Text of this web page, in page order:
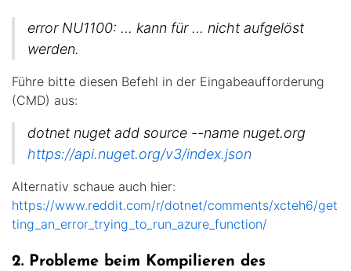
error NU1100: ... kann für ... nicht aufgelöst
werden.
Führe bitte diesen Befehl in der Eingabeaufforderung
(CMD) aus:
dotnet nuget add source --name nuget.org
https://api.nuget.org/v3/index.json
Alternativ schaue auch hier:
https://www.reddit.com/r/dotnet/comments/xcteh6/get
ting_an_error_trying_to_run_azure_function/
2. Probleme beim Kompilieren des